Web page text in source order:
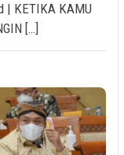
| KETIKA KAMU
[…]